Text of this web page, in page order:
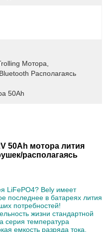
Мотора
Располагаясь
50Ah
50Ah мотора лития
располагаясь
LiFePO4? Bely имеет
последнее в батареях лития
потребностей!
жизни стандартной
серия температура
емкость разряда тока,